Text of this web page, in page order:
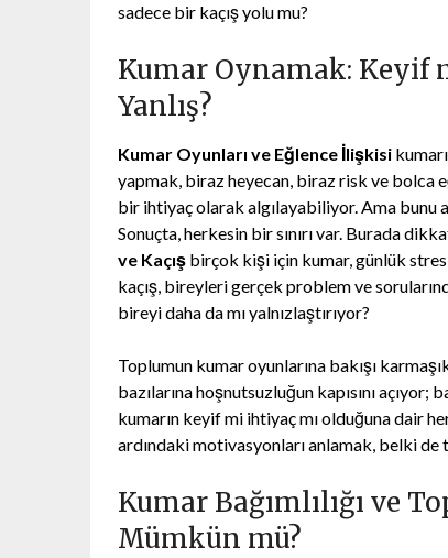
sadece bir kaçış yolu mu?
Kumar Oynamak: Keyif
Yanlış?
Kumar Oyunları ve Eğlence İlişkisi
yapmak, biraz heyecan, biraz risk ve bolca
bir ihtiyaç olarak algılayabiliyor. Ama bunu
Sonuçta, herkesin bir sınırı var. Burada
ve Kaçış birçok kişi için kumar, günlük stres
kaçış, bireyleri gerçek problem ve
bireyi daha da mı yalnızlaştırıyor?
Toplumun kumar oyunlarına bakışı
bazılarına hoşnutsuzluğun kapısını açıyor;
kumarın keyif mi ihtiyaç mı olduğuna dair
ardındaki motivasyonları anlamak, belki de
Kumar Bağımlılığı ve
Mümkün mü?